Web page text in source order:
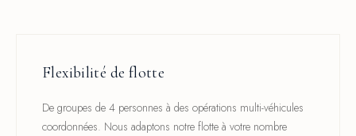
Flexibilité de flotte
De groupes de 4 personnes à des opérations multi-véhicules
coordonnées. Nous adaptons notre flotte à votre nombre